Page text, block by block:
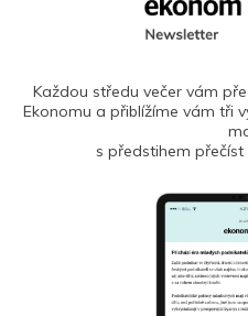
Každou středu večer vám
Ekonomu a přiblížíme vám tři
s předstihem přečíst